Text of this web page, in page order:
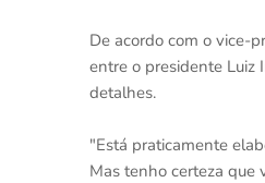
De acordo com o vice-
entre o presidente Luiz
detalhes.
"Está praticamente
Mas tenho certeza que